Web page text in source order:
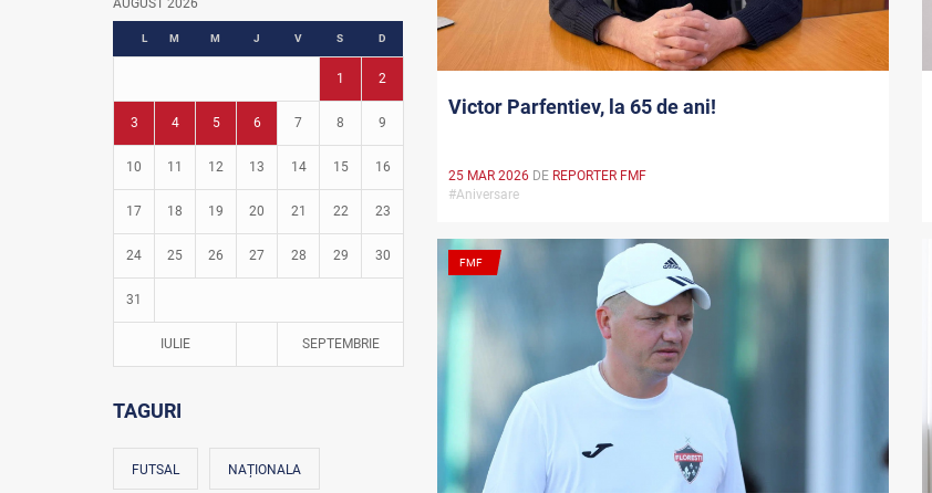
Fotbal în grădinițe
AUGUST 2026
L M M J V S D
1 2
3 4 5 6 7 8 9
10 11 12 13 14 15 16
17 18 19 20 21 22 23
24 25 26 27 28 29 30
31
IULIE SEPTEMBRIE
TAGURI
FUTSAL NAȚIONALA
Victor Parfentiev, la 65 de ani!
25 MAR 2026DE REPORTER FMF
#Aniversare
FMF